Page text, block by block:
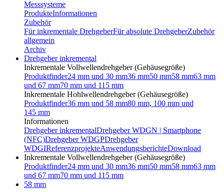
Messsysteme
ProdukteInformationen
Zubehör
Für inkrementale DrehgeberFür absolute DrehgeberZubehör
allgemein
Archiv
Drehgeber inkremental
Inkrementale Vollwellendrehgeber (Gehäusegröße)
Produktfinder24 mm und 30 mm36 mm50 mm58 mm63 mm
und 67 mm70 mm und 115 mm
Inkrementale Hohlwellendrehgeber (Gehäusegröße)
Produktfinder36 mm und 58 mm80 mm, 100 mm und
145 mm
Informationen
Drehgeber inkrementalDrehgeber WDGN | Smartphone
(NFC)Drehgeber WDGPDrehgeber
WDGIReferenzprojekteAnwendungsberichteDownload
Inkrementale Vollwellendrehgeber (Gehäusegröße)
Produktfinder24 mm und 30 mm36 mm50 mm58 mm63 mm
und 67 mm70 mm und 115 mm
58 mm